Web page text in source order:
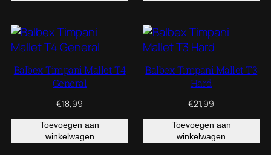
Balbex Timpani Mallet T4
General
€18,99
Toevoegen aan
winkelwagen
Balbex Timpani Mallet T3
Hard
€21,99
Toevoegen aan
winkelwagen